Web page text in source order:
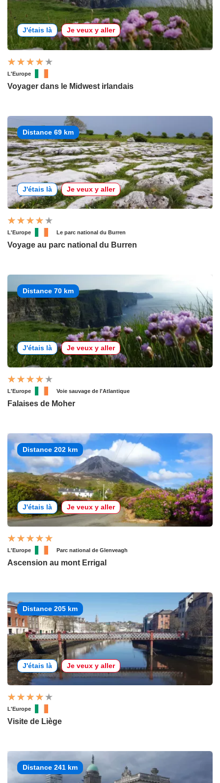
J'étais là Je veux y aller
L'Europe
Voyager dans le Midwest irlandais
Distance 69 km
J'étais là Je veux y aller
L'Europe Le parc national du Burren
Voyage au parc national du Burren
Distance 70 km
J'étais là Je veux y aller
L'Europe Voie sauvage de l'Atlantique
Falaises de Moher
Distance 202 km
J'étais là Je veux y aller
L'Europe Parc national de Glenveagh
Ascension au mont Errigal
Distance 205 km
J'étais là Je veux y aller
L'Europe
Visite de Liège
Distance 241 km